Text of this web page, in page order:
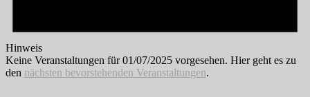
Hinweis
Keine Veranstaltungen für 01/07/2025 vorgesehen. Hier geht es zu
den nächsten bevorstehenden Veranstaltungen.